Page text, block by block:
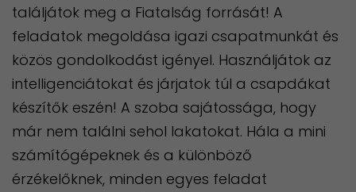
találjátok meg a Fiatalság forrását! A
feladatok megoldása igazi csapatmunkát és
közös gondolkodást igényel. Használjátok az
intelligenciátokat és járjatok túl a csapdákat
készítők eszén! A szoba sajátossága, hogy
már nem találni sehol lakatokat. Hála a mini
számítógépeknek és a különböző
érzékelőknek, minden egyes feladat